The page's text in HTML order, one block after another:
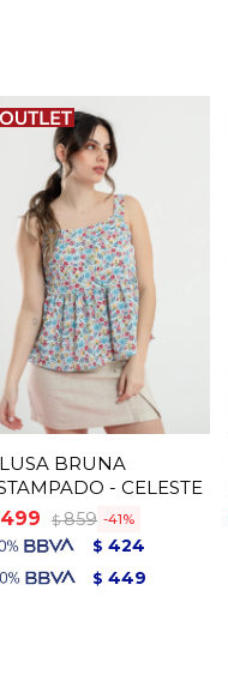
BRUNA
- CELESTE
499
$ 859 41
$ 424
$ 449